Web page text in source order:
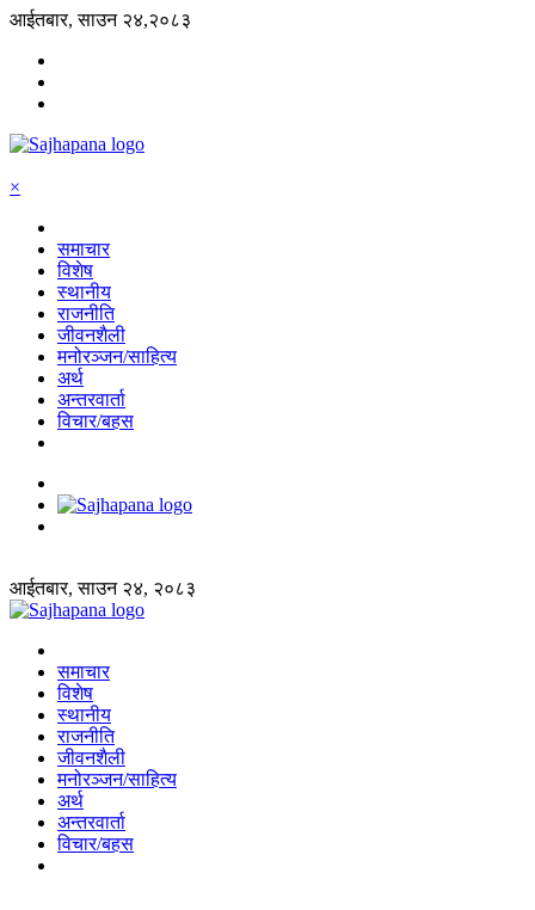
आईतबार, साउन २४,२०८३
×
समाचार
विशेष
स्थानीय
राजनीति
जीवनशैली
मनोरञ्जन/साहित्य
अर्थ
अन्तरवार्ता
विचार/बहस
आईतबार, साउन २४, २०८३
समाचार
विशेष
स्थानीय
राजनीति
जीवनशैली
मनोरञ्जन/साहित्य
अर्थ
अन्तरवार्ता
विचार/बहस